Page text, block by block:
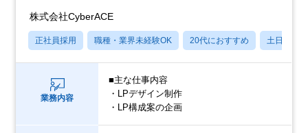
株式会社CyberACE
正社員採用 職種・業界未経験OK 20代におすすめ 土日祝休み
業務内容
■主な仕事内容
・LPデザイン制作
・LP構成案の企画